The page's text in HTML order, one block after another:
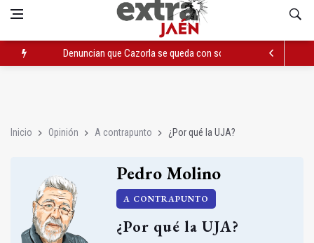
Denuncian que Cazorla se queda con solo dos bomberos por
Inicio Opinión A contrapunto ¿Por qué la UJA?
Pedro Molino
A CONTRAPUNTO
¿Por qué la UJA?